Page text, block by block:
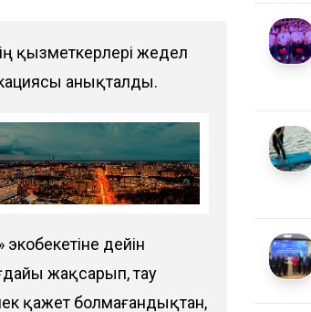
қызметкерлері жедел
анықталды.
дейін
жақсарып, тау
қажет болмағандықтан,